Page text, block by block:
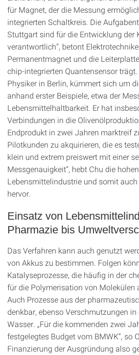
für Magnet, der die Messung
integrierten Schaltkreis. Die
Stuttgart sind für die Entwicklung der
verantwortlich“, betont
Permanentmagnet und die
chip-integrierten Quantensensor
Physiker in Berlin, kümmert sich um
anhand erster Beispiele, etwa der
Lebensmittelhaltbarkeit. Er hat
Verbindungen in die
Endprodukt in zwei Jahren marktreif
Pilotkunden zu akquirieren, die es
klein und extrem preiswert mit einer
Messgenauigkeit“, hebt Chu die
Lebensmittelindustrie und somit
hervor.
Einsatz von
Pharmazie bis
Das Verfahren kann auch genutzt
von Akkus zu bestimmen. Folgen
Katalyseprozesse, die häufig in der
für die Polymerisation von Molekülen
Auch Prozesse aus der
denkbar, ebenso Verschmutzungen
Wasser. „Für die kommenden zwei
festgelegtes Budget vom BMWK“, so
Finanzierung der Ausgründung also